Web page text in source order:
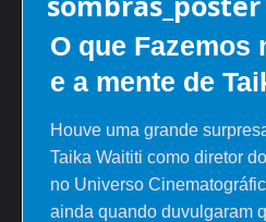
O que Fazemos
e a mente de
Houve uma grande
Taika Waititi como diretor
no Universo
ainda quando duvulgaram